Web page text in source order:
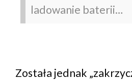
ladowanie baterii…
Została jednak